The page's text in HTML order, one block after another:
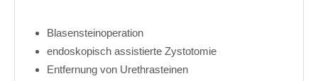
Blasensteinoperation
endoskopisch assistierte Zystotomie
Entfernung von Urethrasteinen